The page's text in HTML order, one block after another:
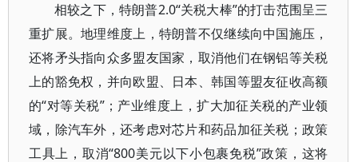
相较之下，特朗普2.0“关税大棒”的打击范围呈三
重扩展。地理维度上，特朗普不仅继续向中国施压，
还将矛头指向众多盟友国家，取消他们在钢铝等关税
上的豁免权，并向欧盟、日本、韩国等盟友征收高额
的“对等关税”；产业维度上，扩大加征关税的产业领
域，除汽车外，还考虑对芯片和药品加征关税；政策
工具上，取消“800美元以下小包裹免税”政策，这将